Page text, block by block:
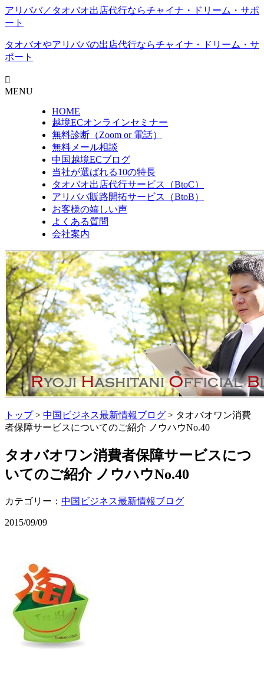
アリババ／タオバオ出店代⾏ならチャイナ・ドリーム・サポ
ート
タオバオやアリババの出店代行ならチャイナ・ドリーム・サ
ポート
MENU
HOME
越境ECオンラインセミナー
無料診断（Zoom or 電話）
無料メール相談
中国越境ECブログ
当社が選ばれる10の特長
タオバオ出店代行サービス（BtoC）
アリババ販路開拓サービス（BtoB）
お客様の嬉しい声
よくある質問
会社案内
トップ> 中国ビジネス最新情報ブログ > タオバオワン消費
者保障サービスについてのご紹介 ノウハウNo.40
タオバオワン消費者保障サービスにつ
いてのご紹介 ノウハウNo.40
カテゴリー： 中国ビジネス最新情報ブログ
2015/09/09